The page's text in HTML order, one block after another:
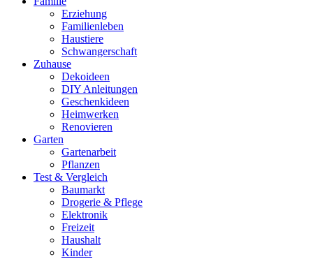
Erziehung
Familienleben
Haustiere
Schwangerschaft
Zuhause
Dekoideen
DIY Anleitungen
Geschenkideen
Heimwerken
Renovieren
Garten
Gartenarbeit
Pflanzen
Test & Vergleich
Baumarkt
Drogerie & Pflege
Elektronik
Freizeit
Haushalt
Kinder